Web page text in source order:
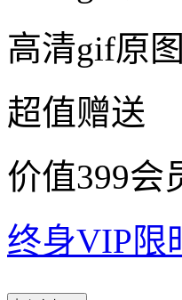
高清gif原
超值赠送
价值399会
终身VIP限